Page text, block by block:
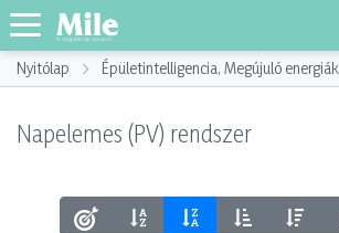
Nyitólap Épületintelligencia, Megújuló energiák
Napelemes (PV) rendszer